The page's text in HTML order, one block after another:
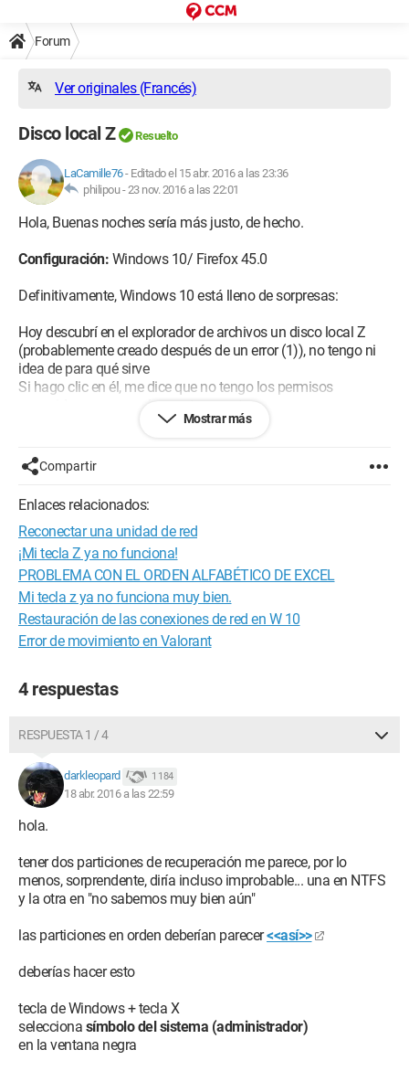
Forum
Ver originales (Francés)
Disco local Z Resuelto
LaCamille76- Editado el 15 abr. 2016 a las 23:36
philipou -23 nov. 2016 a las 22:01
Hola, Buenas noches sería más justo, de hecho.
Configuración: Windows 10/ Firefox 45.0
Definitivamente, Windows 10 está lleno de sorpresas:
Hoy descubrí en el explorador de archivos un disco local Z
(probablemente creado después de un error (1)), no tengo ni
idea de para qué sirve
Si hago clic en él, me dice que no tengo los permisos
requeridos para acceder a esta carpeta.
De clic en clic, llego a las propiedades del disco local z:\
Espacio utilizado: 110 MO
Espacio libre: 145 MO
(1) creo que se debe a la intervención intempestiva del soporte
de HP que se manifestaba sobre la eliminación de McAfee y
proponía crear un punto de restauración - retrocedí una
semana - ¿puede ser eso, según usted?
Gracias por aclararme.
Mostrar más
Compartir
Enlaces relacionados:
Reconectar una unidad de red
¡Mi tecla Z ya no funciona!
PROBLEMA CON EL ORDEN ALFABÉTICO DE EXCEL
Mi tecla z ya no funciona muy bien.
Restauración de las conexiones de red en W 10
Error de movimiento en Valorant
4 respuestas
RESPUESTA 1 / 4
darkleopard 1 184
18 abr. 2016 a las 22:59
hola.
tener dos particiones de recuperación me parece, por lo
menos, sorprendente, diría incluso improbable... una en NTFS
y la otra en "no sabemos muy bien aún"
las particiones en orden deberían parecer<<así>>
deberías hacer esto
tecla de Windows + tecla X
selecciona símbolo del sistema (administrador)
en la ventana negra